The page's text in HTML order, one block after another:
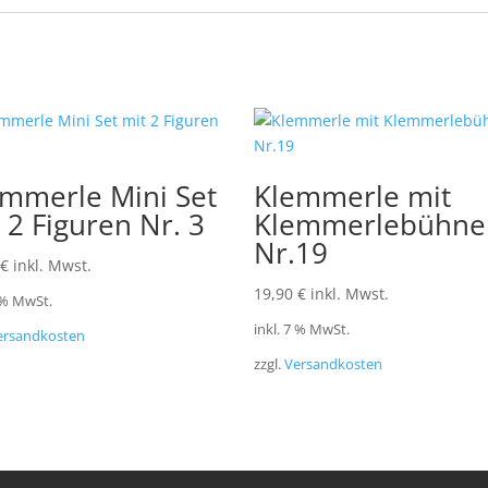
Mini Set
Figuren Nr. 3
€ inkl. Mwst.
MwSt.
Klemmerle mit
Klemmerlebühne
Nr.19
19,90€ inkl. Mwst.
inkl. 7 % MwSt.
zzgl.Versandkosten